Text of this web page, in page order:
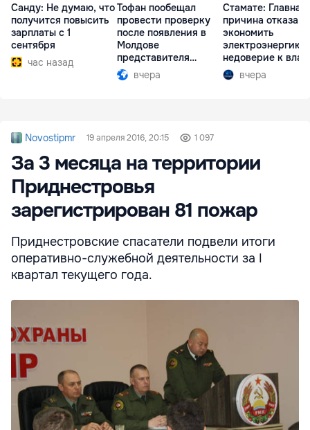
Санду: Не думаю, что
получится повысить
зарплаты с 1
сентября
час назад
Тофан пообещал
провести проверку
после появления в
Молдове
представителя
Южной Осетии
вчера
Стамате: Главная
причина отказа
экономить
электроэнергию
недоверие к
вчера
Novostipmr 19 апреля 2016, 20:15 1 097
За 3 месяца на территории
Приднестровья
зарегистрирован 81 пожар
Приднестровские спасатели подвели итоги
оперативно-служебной деятельности за I
квартал текущего года.